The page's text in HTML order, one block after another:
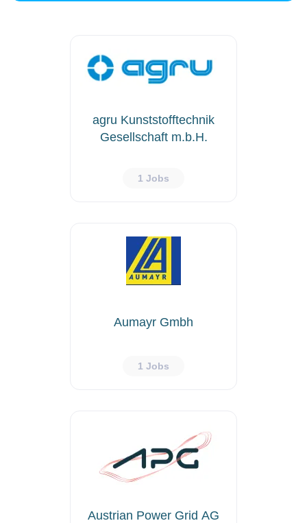
agru Kunststofftechnik
Gesellschaft m.b.H.
1 Jobs
Aumayr Gmbh
1 Jobs
Austrian Power Grid AG